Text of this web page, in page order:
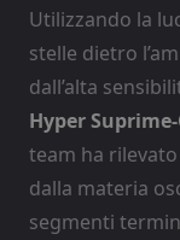
Utilizzando la
stelle dietro
dall’alta
Hyper
team ha
dalla materia
segmenti